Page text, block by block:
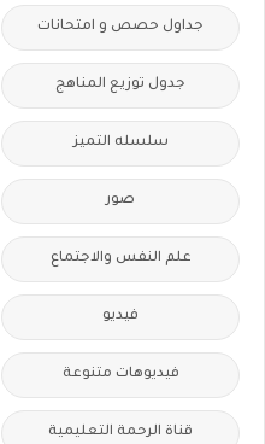
جداول حصص و امتحانات
جدول توزيع المناهج
سلسله التميز
صور
علم النفس والاجتماع
فيديو
فيديوهات متنوعة
قناة الرحمة التعليمية